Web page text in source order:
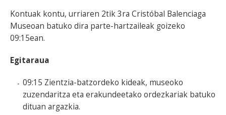
Kontuak kontu, urriaren 2tik 3ra Cristóbal Balenciaga
Museoan batuko dira parte-hartzaileak goizeko
09:15ean.
Egitaraua
09:15 Zientzia-batzordeko kideak, museoko
zuzendaritza eta erakundeetako ordezkariak batuko
dituan argazkia.